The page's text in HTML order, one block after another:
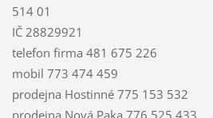
514 01
IČ 28829921
telefon firma 481 675 226
mobil 773 474 459
prodejna Hostinné 775 153 532
prodejna Nová Paka 776 525 433